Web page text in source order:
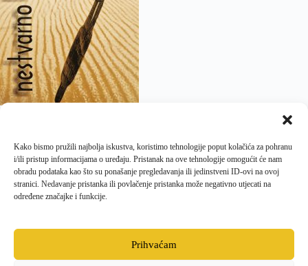
Kako bismo pružili najbolja iskustva, koristimo tehnologije poput kolačića za pohranu
i/ili pristup informacijama o uređaju. Pristanak na ove tehnologije omogućit će nam
obradu podataka kao što su ponašanje pregledavanja ili jedinstveni ID-ovi na ovoj
stranici. Nedavanje pristanka ili povlačenje pristanka može negativno utjecati na
određene značajke i funkcije.
Prihvaćam
SLJEDEĆI